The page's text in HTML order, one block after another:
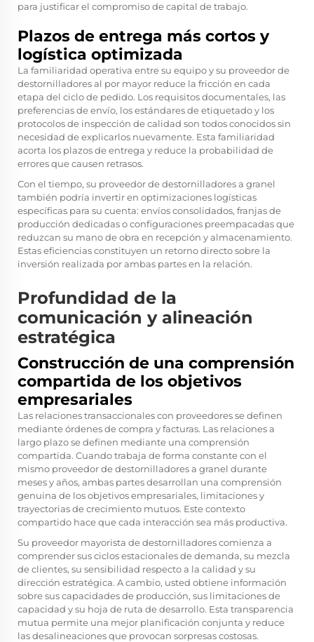
para justificar el compromiso de capital de trabajo.
Plazos de entrega más cortos y
logística optimizada
La familiaridad operativa entre su equipo y su proveedor de
destornilladores al por mayor reduce la fricción en cada
etapa del ciclo de pedido. Los requisitos documentales, las
preferencias de envío, los estándares de etiquetado y los
protocolos de inspección de calidad son todos conocidos sin
necesidad de explicarlos nuevamente. Esta familiaridad
acorta los plazos de entrega y reduce la probabilidad de
errores que causen retrasos.
Con el tiempo, su proveedor de destornilladores a granel
también podría invertir en optimizaciones logísticas
específicas para su cuenta: envíos consolidados, franjas de
producción dedicadas o configuraciones preempacadas que
reduzcan su mano de obra en recepción y almacenamiento.
Estas eficiencias constituyen un retorno directo sobre la
inversión realizada por ambas partes en la relación.
Profundidad de la
comunicación y alineación
estratégica
Construcción de una comprensión
compartida de los objetivos
empresariales
Las relaciones transaccionales con proveedores se definen
mediante órdenes de compra y facturas. Las relaciones a
largo plazo se definen mediante una comprensión
compartida. Cuando trabaja de forma constante con el
mismo proveedor de destornilladores a granel durante
meses y años, ambas partes desarrollan una comprensión
genuina de los objetivos empresariales, limitaciones y
trayectorias de crecimiento mutuos. Este contexto
compartido hace que cada interacción sea más productiva.
Su proveedor mayorista de destornilladores comienza a
comprender sus ciclos estacionales de demanda, su mezcla
de clientes, su sensibilidad respecto a la calidad y su
dirección estratégica. A cambio, usted obtiene información
sobre sus capacidades de producción, sus limitaciones de
capacidad y su hoja de ruta de desarrollo. Esta transparencia
mutua permite una mejor planificación conjunta y reduce
las desalineaciones que provocan sorpresas costosas.